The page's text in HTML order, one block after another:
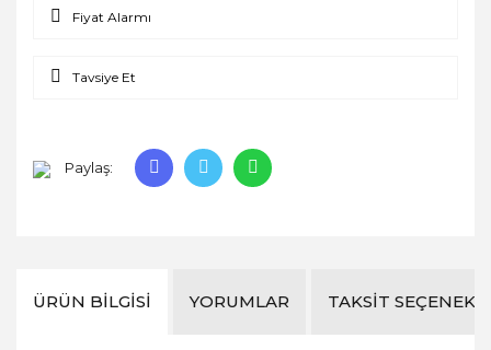
Fiyat Alarmı
Tavsiye Et
Paylaş:
ÜRÜN BILGISI YORUMLAR TAKSIT